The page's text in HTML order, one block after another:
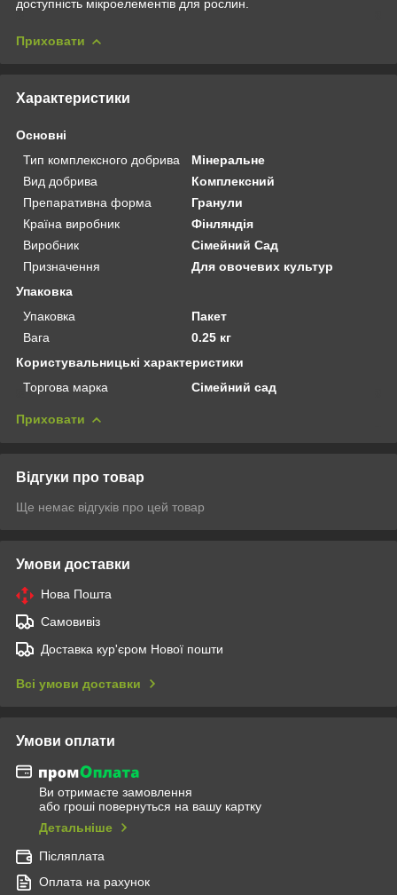
доступність мікроелементів для рослин.
Приховати
Характеристики
Основні
Тип комплексного добрива
Мінеральне
Вид добрива
Комплексний
Препаративна форма
Гранули
Країна виробник
Фінляндія
Виробник
Сімейний Сад
Призначення
Для овочевих культур
Упаковка
Упаковка
Пакет
Вага
0.25 кг
Користувальницькі характеристики
Торгова марка
Сімейний сад
Приховати
Відгуки про товар
Ще немає відгуків про цей товар
Умови доставки
Нова Пошта
Самовивіз
Доставка кур'єром Нової пошти
Всі умови доставки
Умови оплати
Ви отримаєте замовлення
або гроші повернуться на вашу картку
Детальніше
Післяплата
Оплата на рахунок